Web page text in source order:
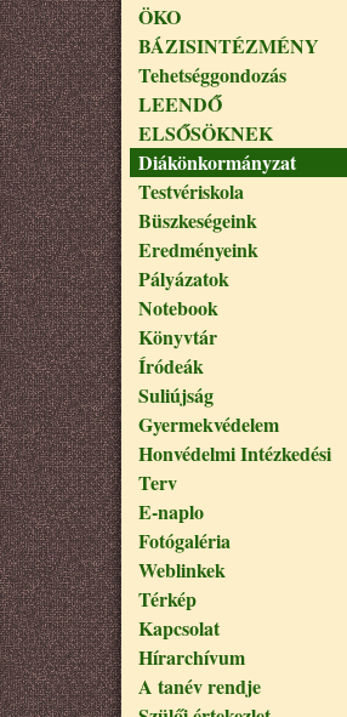
ÖKO
BÁZISINTÉZMÉNY
Tehetséggondozás
LEENDŐ
ELSŐSÖKNEK
Diákönkormányzat
Testvériskola
Büszkeségeink
Eredményeink
Pályázatok
Notebook
Könyvtár
Íródeák
Suliújság
Gyermekvédelem
Honvédelmi Intézkedési
Terv
E-naplo
Fotógaléria
Weblinkek
Térkép
Kapcsolat
Hírarchívum
A tanév rendje